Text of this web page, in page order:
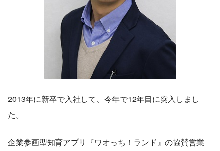
2013年に新卒で入社して、今年で12年目に突入しまし
た。
企業参画型知育アプリ『ワオっち！ランド』の協賛営業